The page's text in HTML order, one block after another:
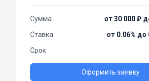
Сумма
от 30 000 ₽
Ставка
от 0.06% до
Срок
Оформить заявку